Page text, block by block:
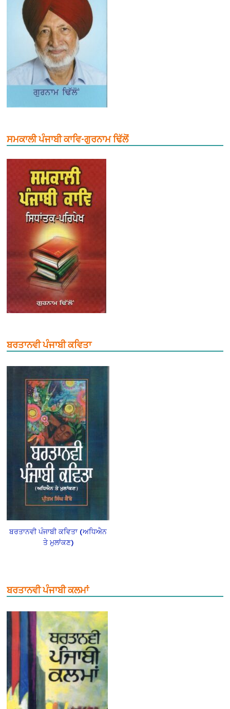
ਸਮਕਾਲੀ ਪੰਜਾਬੀ ਕਾਵਿ-ਗੁਰਨਾਮ ਢਿੱਲੋਂ
ਬਰਤਾਨਵੀ ਪੰਜਾਬੀ ਕਵਿਤਾ
ਬਰਤਾਨਵੀ ਪੰਜਾਬੀ ਕਵਿਤਾ (ਅਧਿਐਨ
ਤੇ ਮੁਲਾਂਕਣ)
ਬਰਤਾਨਵੀ ਪੰਜਾਬੀ ਕਲਮਾਂ